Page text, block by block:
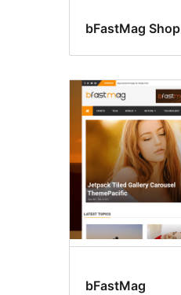
bFastMag Shop
bFastMag